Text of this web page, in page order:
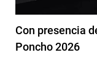
Con presencia
Poncho 2026